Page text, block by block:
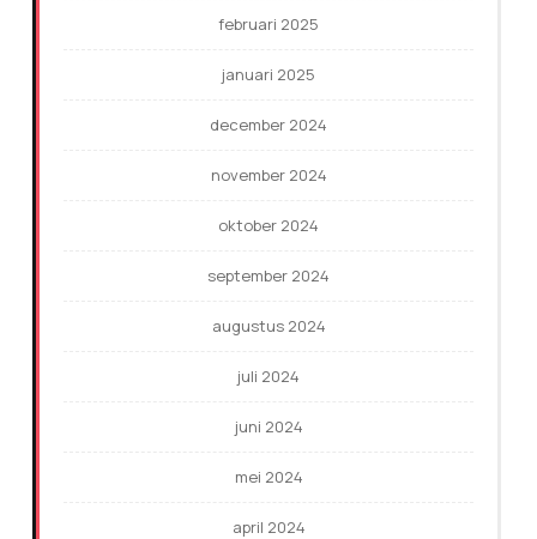
februari 2025
januari 2025
december 2024
november 2024
oktober 2024
september 2024
augustus 2024
juli 2024
juni 2024
mei 2024
april 2024